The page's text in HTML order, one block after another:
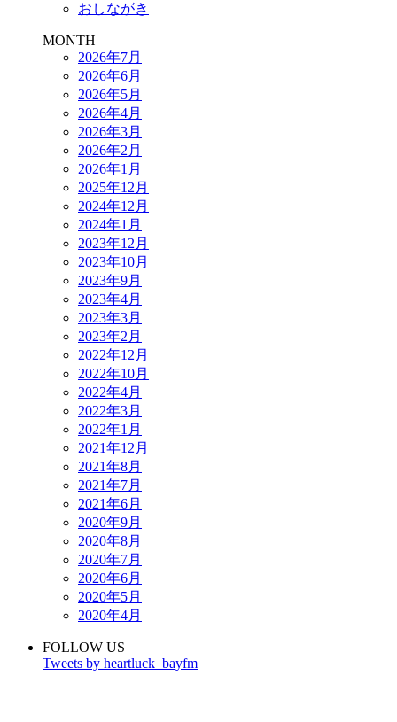
おしながき
MONTH
2026年7月
2026年6月
2026年5月
2026年4月
2026年3月
2026年2月
2026年1月
2025年12月
2024年12月
2024年1月
2023年12月
2023年10月
2023年9月
2023年4月
2023年3月
2023年2月
2022年12月
2022年10月
2022年4月
2022年3月
2022年1月
2021年12月
2021年8月
2021年7月
2021年6月
2020年9月
2020年8月
2020年7月
2020年6月
2020年5月
2020年4月
FOLLOW US
Tweets by heartluck_bayfm